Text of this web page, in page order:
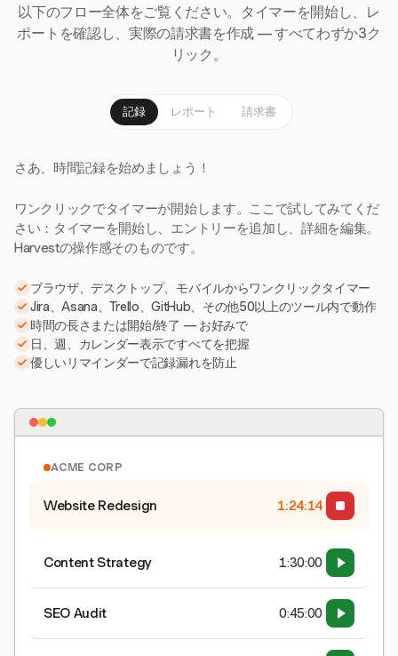
以下のフロー全体をご覧ください。タイマーを開始し、レ
ポートを確認し、実際の請求書を作成 — すべてわずか3ク
リック。
記録 レポート 請求書
さあ、時間記録を始めましょう！
ワンクリックでタイマーが開始します。ここで試してみてくだ
さい：タイマーを開始し、エントリーを追加し、詳細を編集。
Harvestの操作感そのものです。
ブラウザ、デスクトップ、モバイルからワンクリックタイマー
Jira、Asana、Trello、GitHub、その他50以上のツール内で動作
時間の長さまたは開始/終了 — お好みで
日、週、カレンダー表示ですべてを把握
優しいリマインダーで記録漏れを防止
ACME CORP
Website Redesign 1:24:15
Content Strategy 1:30:00
SEO Audit 0:45:00